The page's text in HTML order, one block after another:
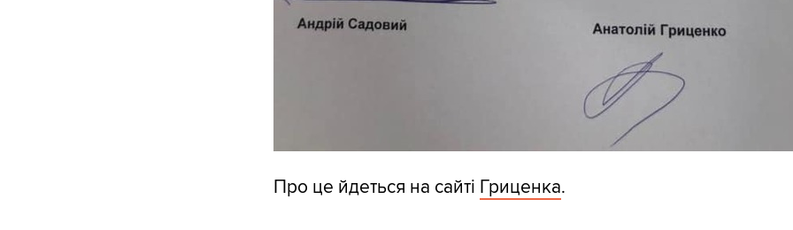
Про це йдеться на сайті Гриценка.